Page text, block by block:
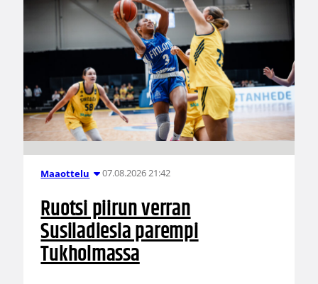
Maaottelu 07.08.2026 21:42
Ruotsi piirun verran
Susiladiesia parempi
Tukholmassa